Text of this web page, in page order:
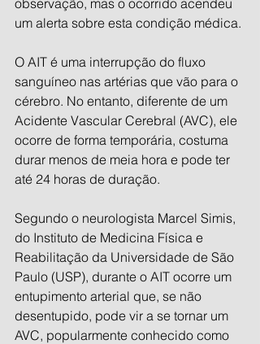
observação, mas o ocorrido acendeu
um alerta sobre esta condição médica.
O AIT é uma interrupção do fluxo
sanguíneo nas artérias que vão para o
cérebro. No entanto, diferente de um
Acidente Vascular Cerebral (AVC), ele
ocorre de forma temporária, costuma
durar menos de meia hora e pode ter
até 24 horas de duração.
Segundo o neurologista Marcel Simis,
do Instituto de Medicina Física e
Reabilitação da Universidade de São
Paulo (USP), durante o AIT ocorre um
entupimento arterial que, se não
desentupido, pode vir a se tornar um
AVC, popularmente conhecido como